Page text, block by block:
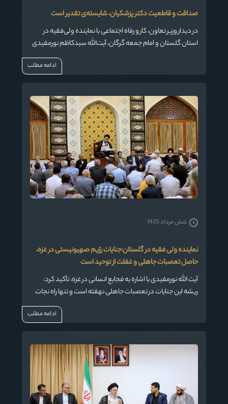
صداقت و قاطعیت دکتر پزشکیان، شایسته‌ی تقدیر است
در دیدار وزیر تعاون، کار و رفاه اجتماعی با نماینده ولی‌فقیه در
استان گلستان و امام جمعه گرگان، آیت‌الله سیدکاظم نورمفیدی
ضمن قدردانی از تلاش‌های مجموعه دولت و شخص دکتر
پزشکیان، صداقت و قاطعیت ایشان را ستودنی دانستند.ادامه مطلب
نماینده ولی فقیه در گلستان:جنایات رژیم صهیونیستی در غزه،
حاصل تعصبات جاهلی و غفلت از توحید است
آیت الله نورمفیدی با اشاره به فجایع انسانی در غزه، تأکید کرد:
ریشه این جنایات در تعصبات جاهلی نهفته است و تنها راه نجات
شش مرداد 1405
ادامه مطلب